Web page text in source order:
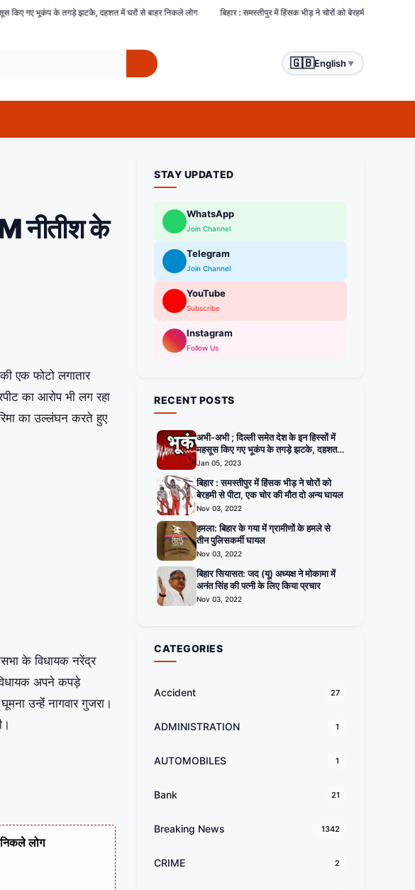
बाहर निकले लोग बिहार : समस्तीपुर में हिंसक भीड़ ने चोरों को बेरहमी से पीटा, एक चोर की मौत दो अन्य घायल
🇬🇧English ▼
नीतीश के
एक फोटो लगातार
का आरोप भी लग रहा
का उल्लंघन करते हुए
के विधायक नरेंद्र
अपने कपड़े
उन्हेंं नागवार गुजरा।
लोग
STAY UPDATED
WhatsApp
Join Channel
Telegram
Join Channel
YouTube
Subscribe
Instagram
Follow Us
RECENT POSTS
अभी-अभी ; दिल्ली समेत देश के इन हिस्सों में
महसूस किए गए भूकंप के तगड़े झटके, दहशत में
घरों से बाहर निकले लोग
Jan 05, 2023
बिहार : समस्तीपुर में हिंसक भीड़ ने चोरों को
बेरहमी से पीटा, एक चोर की मौत दो अन्य घायल
Nov 03, 2022
हमला: बिहार के गया में ग्रामीणों के हमले से
तीन पुलिसकर्मी घायल
Nov 03, 2022
बिहार सियासत: जद (यू) अध्यक्ष ने मोकामा में
अनंत सिंह की पत्नी के लिए किया प्रचार
Nov 03, 2022
CATEGORIES
Accident 27
ADMINISTRATION 1
AUTOMOBILES 1
Bank 21
Breaking News 1342
CRIME 2